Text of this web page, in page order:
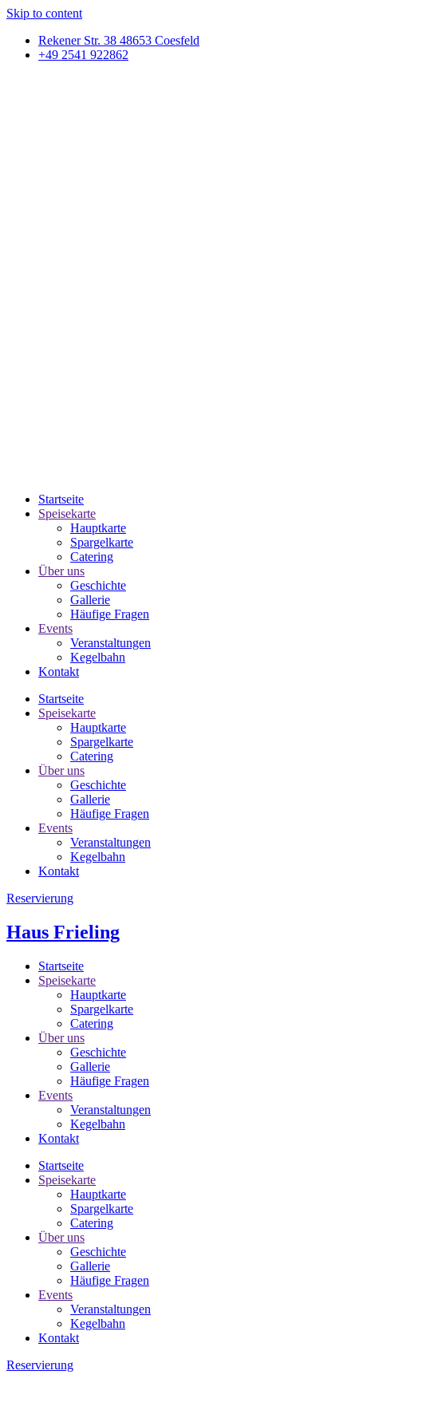
Skip to content
Rekener Str. 38 48653 Coesfeld
+49 2541 922862
Startseite
Speisekarte
Hauptkarte
Spargelkarte
Catering
Über uns
Geschichte
Gallerie
Häufige Fragen
Events
Veranstaltungen
Kegelbahn
Kontakt
Startseite
Speisekarte
Hauptkarte
Spargelkarte
Catering
Über uns
Geschichte
Gallerie
Häufige Fragen
Events
Veranstaltungen
Kegelbahn
Kontakt
Reservierung
Haus Frieling
Startseite
Speisekarte
Hauptkarte
Spargelkarte
Catering
Über uns
Geschichte
Gallerie
Häufige Fragen
Events
Veranstaltungen
Kegelbahn
Kontakt
Startseite
Speisekarte
Hauptkarte
Spargelkarte
Catering
Über uns
Geschichte
Gallerie
Häufige Fragen
Events
Veranstaltungen
Kegelbahn
Kontakt
Reservierung